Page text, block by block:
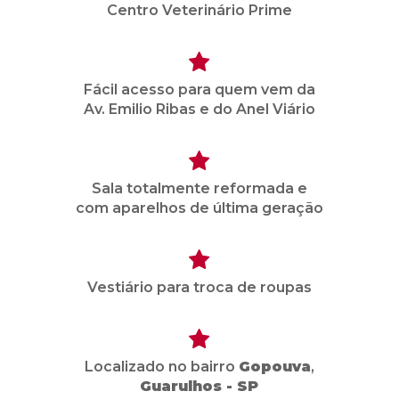
Centro Veterinário Prime
Fácil acesso para quem vem da
Av. Emilio Ribas e do Anel Viário
Sala totalmente reformada e
com aparelhos de última geração
Vestiário para troca de roupas
Localizado no bairro Gopouva,
Guarulhos - SP